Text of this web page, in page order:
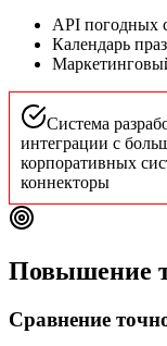
API погодных
Календарь
Система
интеграции с
корпоративных
коннекторы
Повышение
Сравнение